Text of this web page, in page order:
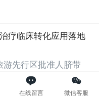
疗临床转化应用落地
游先行区批准人脐带
进入临床转化应用，
定落地机构，开展相
在线留言 微信客服